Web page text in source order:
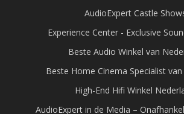
AudioExpert Castle
Experience Center - Exclusive
Beste Audio Winkel van
Beste Home Cinema Specialist
High-End Hifi Winkel
AudioExpert in de Media –